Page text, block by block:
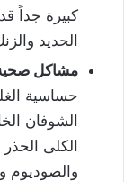
كبيرة جداً
الحديد
مشاكل
حساسية
الشوفان
الكلى الحذر
والصوديوم